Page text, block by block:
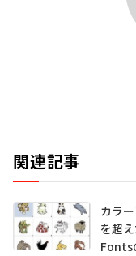
関連記事
カラ
を超
Fonts